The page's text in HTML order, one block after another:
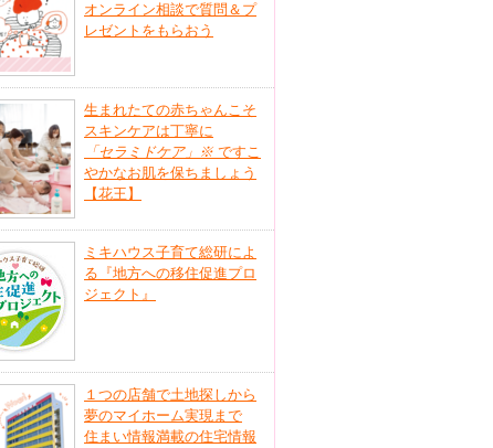
オンライン相談で質問＆プ
レゼントをもらおう
生まれたての赤ちゃんこそ
スキンケアは丁寧に
「セラミドケア」 ※ ですこ
やかなお肌を保ちましょう
【花王】
ミキハウス子育て総研によ
る『地方への移住促進プロ
ジェクト』
１つの店舗で土地探しから
夢のマイホーム実現まで
住まい情報満載の住宅情報